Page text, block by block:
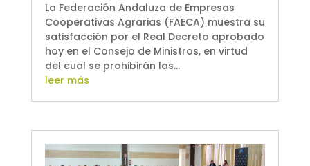
La Federación Andaluza de Empresas
Cooperativas Agrarias (FAECA) muestra su
satisfacción por el Real Decreto aprobado
hoy en el Consejo de Ministros, en virtud
del cual se prohibirán las...
leer más